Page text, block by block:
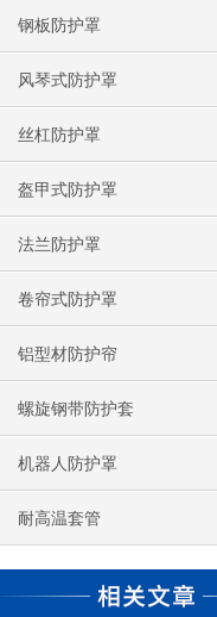
钢板防护罩
风琴式防护罩
丝杠防护罩
盔甲式防护罩
法兰防护罩
卷帘式防护罩
铝型材防护帘
螺旋钢带防护套
机器人防护罩
耐高温套管